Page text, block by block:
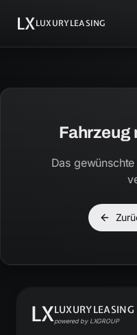
LXLUXURYLEASING
Fahrzeug
Das
LXLUXURYLEASING
powered by LXGROUP